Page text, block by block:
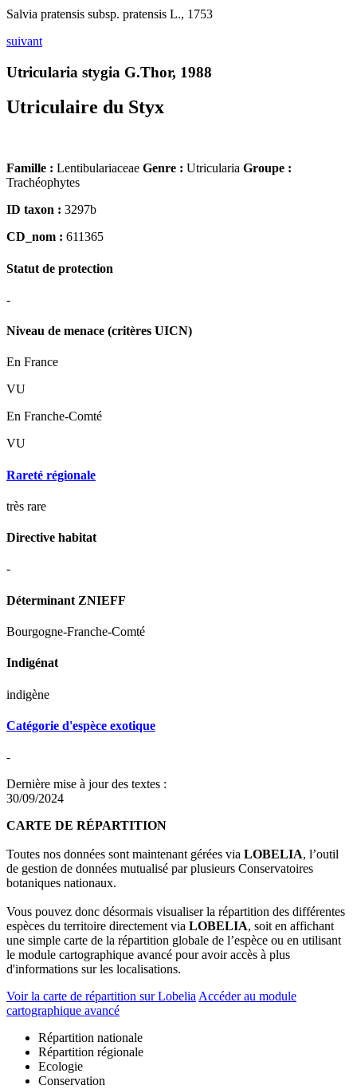
Salvia pratensis subsp. pratensis L., 1753
suivant
Utricularia stygia G.Thor, 1988
Utriculaire du Styx
Famille : Lentibulariaceae Genre : Utricularia Groupe :
Trachéophytes
ID taxon : 3297b
CD_nom : 611365
Statut de protection
-
Niveau de menace (critères UICN)
En France
VU
En Franche-Comté
VU
Rareté régionale
très rare
Directive habitat
-
Déterminant ZNIEFF
Bourgogne-Franche-Comté
Indigénat
indigène
Catégorie d'espèce exotique
-
Dernière mise à jour des textes :
30/09/2024
CARTE DE RÉPARTITION
Toutes nos données sont maintenant gérées via LOBELIA, l’outil
de gestion de données mutualisé par plusieurs Conservatoires
botaniques nationaux.
Vous pouvez donc désormais visualiser la répartition des différentes
espèces du territoire directement via LOBELIA, soit en affichant
une simple carte de la répartition globale de l’espèce ou en utilisant
le module cartographique avancé pour avoir accès à plus
d'informations sur les localisations.
Voir la carte de répartition sur Lobelia Accéder au module
cartographique avancé
Répartition nationale
Répartition régionale
Ecologie
Conservation